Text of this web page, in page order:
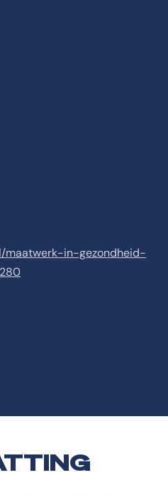
maatwerk-in-gezondheid-